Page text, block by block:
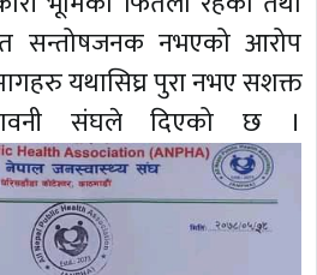
सन्तोषजनक नभएको आरोप
यथासिघ्र पुरा नभए सशक्त
संघले दिएको छ ।